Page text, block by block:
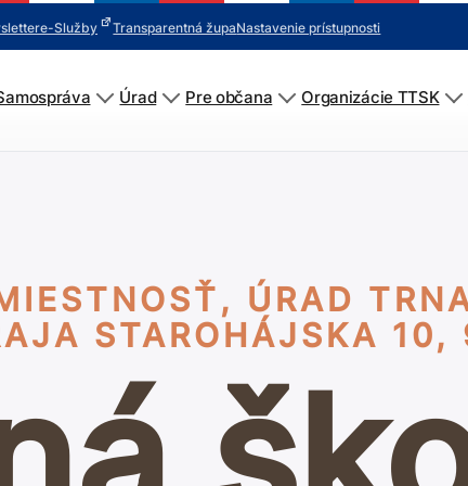
e-Služby Transparentná župaNastavenie prístupnosti
Úrad Pre občana Organizácie TTSK
ÚRAD
STAROHÁJSKA 10,